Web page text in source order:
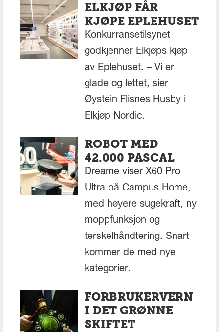
ELKJØP FÅR
KJØPE EPLEHUSET
Konkurransetilsynet
godkjenner Elkjøps kjøp
av Eplehuset. – Vi er
glade og lettet, sier
Øystein Flisnes Husby i
Elkjøp Nordic.
ROBOT MED
42.000 PASCAL
Dreame viser X60 Pro
Ultra på Campus Home,
med høyere sugekraft, ny
moppfunksjon og
terskelhåndtering. Snart
kommer de med nye
kategorier.
FORBRUKERVERN
I DET GRØNNE
SKIFTET